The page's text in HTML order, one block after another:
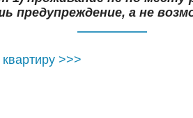
предупреждение, а не
>>>